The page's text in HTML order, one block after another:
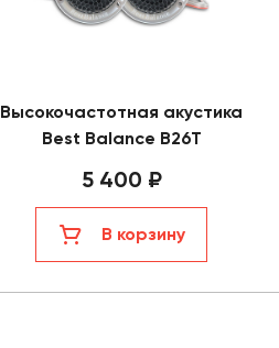
Высокочастотная акустика
Best Balance B26T
5 400 ₽
В корзину